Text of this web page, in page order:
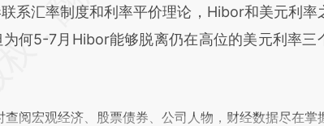
系汇率制度和利率平价理论，Hibor和美元利率
何5-7月Hibor能够脱离仍在高位的美元利率三
查阅宏观经济、股票债券、公司人物，财经数据尽在掌